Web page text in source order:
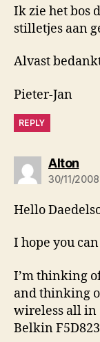
Ik zie het bos
stilletjes aan
Alvast
Pieter-Jan
REPLY
Alton
30/11/
Hello
I hope you
I’m thinking
and thinking
wireless all in
Belkin